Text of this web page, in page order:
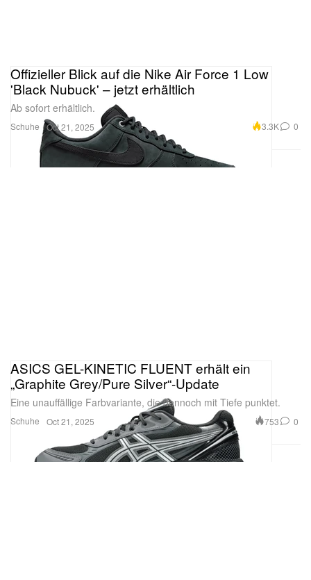
Schuhe
Offizieller Blick auf die Nike Air Force 1 Low
'Black Nubuck' – jetzt erhältlich
Ab sofort erhältlich.
Oct 21, 2025 3.3K 0
Schuhe
ASICS GEL-KINETIC FLUENT erhält ein
„Graphite Grey/Pure Silver“-Update
Eine unauffällige Farbvariante, die dennoch mit Tiefe punktet.
Oct 21, 2025 753 0